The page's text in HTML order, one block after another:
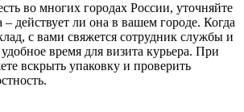
во многих городах России, уточняйте
действует ли она в вашем городе. Когда
с вами свяжется сотрудник службы и
время для визита курьера. При
вскрыть упаковку и проверить